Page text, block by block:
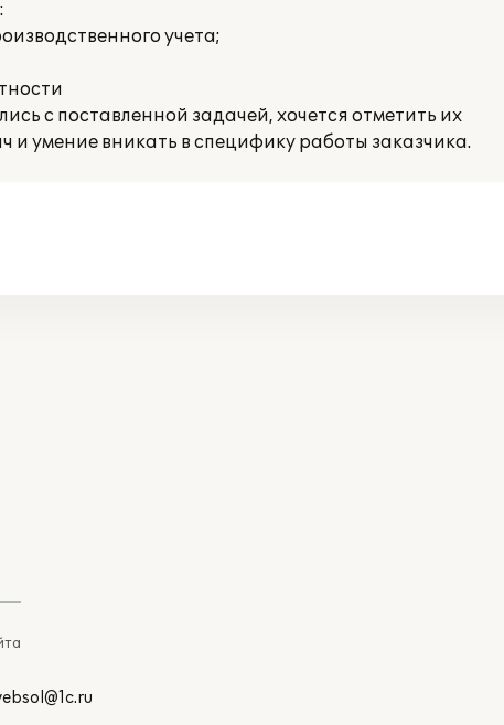
учета;
с поставленной задачей, хочется отметить их
умение вникать в специфику работы заказчика.